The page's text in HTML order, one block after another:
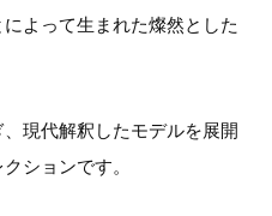
よって生まれた燦然とした
現代解釈したモデルを展開
ションです。